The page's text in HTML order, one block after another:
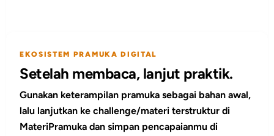
EKOSISTEM PRAMUKA DIGITAL
Setelah membaca, lanjut praktik.
Gunakan keterampilan pramuka sebagai bahan awal,
lalu lanjutkan ke challenge/materi terstruktur di
MateriPramuka dan simpan pencapaianmu di